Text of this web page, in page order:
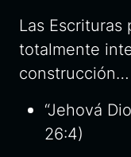
Las
totalmente
construcción…
“Jehová
26:4)